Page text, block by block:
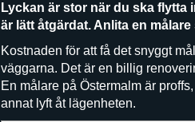
Lyckan är stor när du ska flytta
är lätt åtgärdat. Anlita en
Kostnaden för att få det snyggt
väggarna. Det är en billig
En målare på Östermalm är
annat lyft åt lägenheten.